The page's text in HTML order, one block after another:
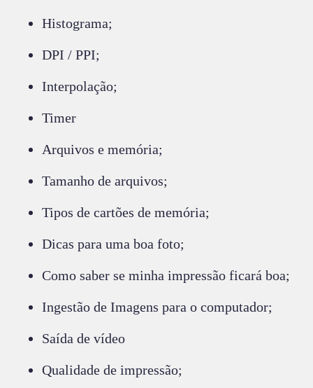
Histograma;
DPI / PPI;
Interpolação;
Timer
Arquivos e memória;
Tamanho de arquivos;
Tipos de cartões de memória;
Dicas para uma boa foto;
Como saber se minha impressão ficará boa;
Ingestão de Imagens para o computador;
Saída de vídeo
Qualidade de impressão;